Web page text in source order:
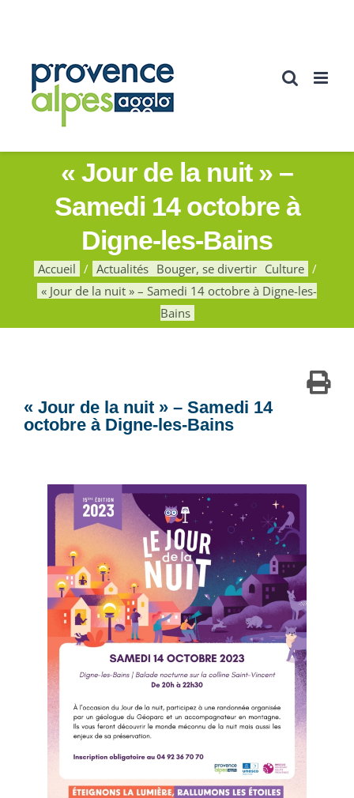
« Jour de la nuit » –
Samedi 14 octobre à
Digne-les-Bains
Accueil Actualités Bouger, se divertir Culture
« Jour de la nuit » – Samedi 14 octobre à Digne-les-
Bains
« Jour de la nuit » – Samedi 14
octobre à Digne-les-Bains